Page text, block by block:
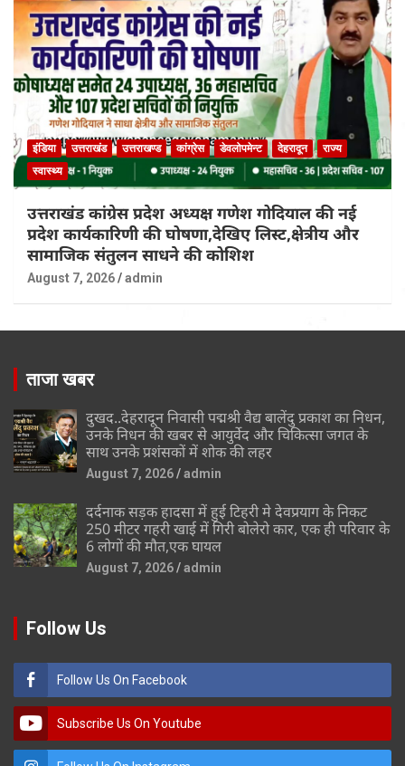
इंडिया उत्तराखंड उत्तराखण्ड कांग्रेस डेवलोपमेन्ट देहरादून
राज्य
स्वास्थ्य
उत्तराखंड कांग्रेस प्रदेश अध्यक्ष गणेश गोदियाल की नई
प्रदेश कार्यकारिणी की घोषणा,देखिए लिस्ट,क्षेत्रीय और
सामाजिक संतुलन साधने की कोशिश
August 7, 2026 admin
ताजा खबर
दुखद..देहरादून निवासी पद्मश्री वैद्य बालेंदु प्रकाश का निधन,
उनके निधन की खबर से आयुर्वेद और चिकित्सा जगत के
साथ उनके प्रशंसकों में शोक की लहर
August 7, 2026 admin
दर्दनाक सड़क हादसा में हुई टिहरी मे देवप्रयाग के निकट
250 मीटर गहरी खाई में गिरी बोलेरो कार, एक ही परिवार के
6 लोगों की मौत,एक घायल
August 7, 2026 admin
Follow Us
Follow Us On Facebook
Subscribe Us On Youtube